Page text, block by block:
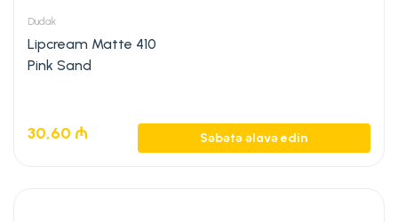
Dudak
Lipcream Matte 410
Pink Sand
30,60 ₼ Səbətə əlavə edin